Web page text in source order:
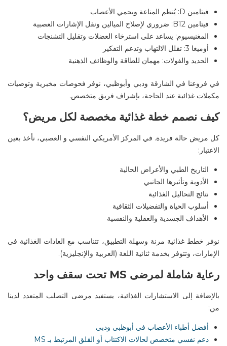
فيتامين D: يُنظم المناعة ويحمي الأعصاب
فيتامين B12: ضروري لإصلاح الميالين ونقل الإشارات العصبية
المغنيسيوم: يساعد على استرخاء العضلات وتقليل التشنجات
أوميغا 3: تقلل الالتهاب وتدعم التفكير
الحديد والفولات: مهمان للطاقة والوظائف الذهنية
في فروعنا في الشارقة ودبي وأبوظبي، نوفر فحوصات مخبرية وتوصيات
مكملات غذائية عند الحاجة، بإشراف فريق متخصص.
كيف نصمم خطة غذائية مخصصة لكل مريض؟
كل مريض حالة فريدة. في المركز الأمريكي النفسي و العصبي، نأخذ بعين
الاعتبار :
التاريخ الطبي والأعراض الحالية
الأدوية وتأثيرها الجانبي
نتائج التحاليل الغذائية
أسلوب الحياة والتفضيلات الثقافية
الأهداف الجسدية والعقلية والنفسية
نوفر خطط غذائية مرنة وسهلة التطبيق، تتناسب مع العادات الغذائية في
الإمارات، وتتوفر بخدمة ثنائية اللغة (العربية والإنجليزية).
رعاية شاملة لمرضى تحت سقف واحد
بالإضافة إلى الاستشارات الغذائية، يستفيد مرضى التصلب المتعدد لدينا
من:
أفضل أطباء الأعصاب في أبوظبي ودبي
دعم نفسي متخصص لحالات الاكتئاب أو القلق المرتبط بـ MS